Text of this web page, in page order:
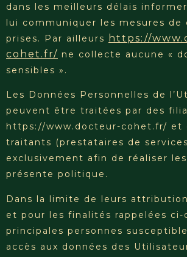
dans les meilleurs délais
lui communiquer les mesures de
prises. Par ailleurs
https://
cohet.fr/ ne collecte aucune «
sensibles ».
Les Données Personnelles de
peuvent être traitées par des
https://www.docteur-cohet.fr/ et
traitants (prestataires de
exclusivement afin de réaliser
présente politique.
Dans la limite de leurs
et pour les finalités rappelées ci-
principales personnes
accès aux données des